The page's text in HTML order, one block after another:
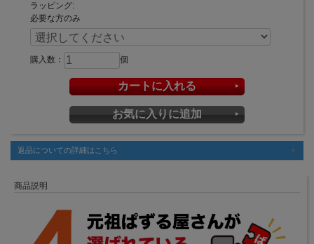
ラッピング:
必要な方のみ
購入数： 個
返品についての詳細はこちら
商品説明